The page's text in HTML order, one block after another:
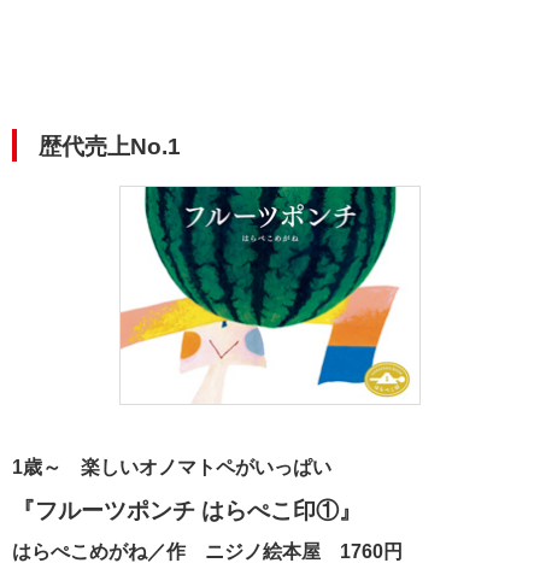
歴代売上No.1
1歳～ 楽しいオノマトペがいっぱい
『フルーツポンチ はらぺこ印①』
はらぺこめがね／作 ニジノ絵本屋 1760円